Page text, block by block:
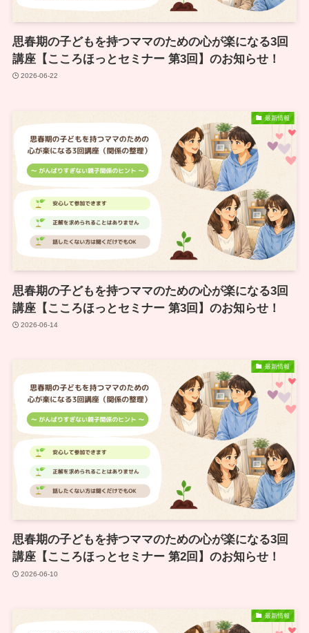
思春期の子どもを持つママのための心が楽になる3回
講座【こころほっとセミナー 第3回】のお知らせ！
2026-06-22
最新情報
思春期の子どもを持つママのための心が楽になる3回
講座【こころほっとセミナー 第3回】のお知らせ！
2026-06-14
最新情報
思春期の子どもを持つママのための心が楽になる3回
講座【こころほっとセミナー 第2回】のお知らせ！
2026-06-10
最新情報